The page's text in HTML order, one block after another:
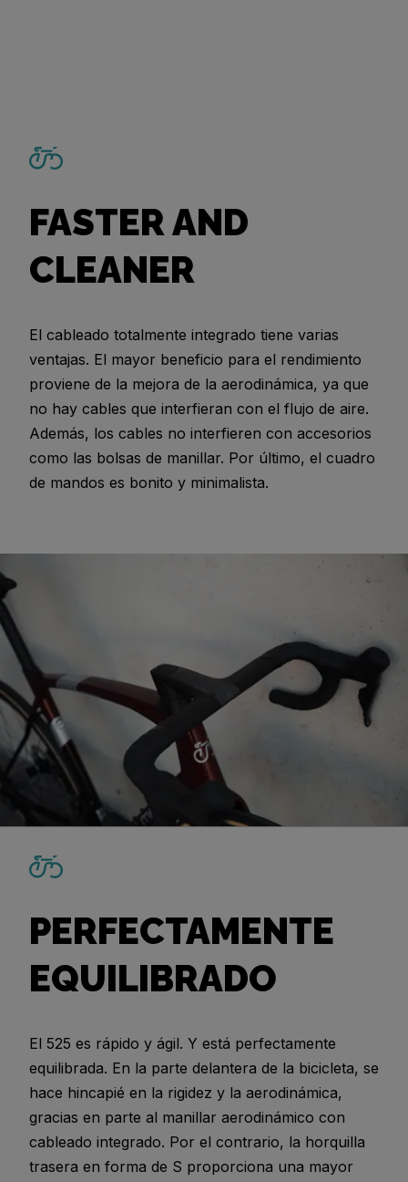
FASTER AND
CLEANER
El cableado totalmente integrado tiene varias
ventajas. El mayor beneficio para el rendimiento
proviene de la mejora de la aerodinámica, ya que
no hay cables que interfieran con el flujo de aire.
Además, los cables no interfieren con accesorios
como las bolsas de manillar. Por último, el cuadro
de mandos es bonito y minimalista.
PERFECTAMENTE
EQUILIBRADO
El 525 es rápido y ágil. Y está perfectamente
equilibrada. En la parte delantera de la bicicleta, se
hace hincapié en la rigidez y la aerodinámica,
gracias en parte al manillar aerodinámico con
cableado integrado. Por el contrario, la horquilla
trasera en forma de S proporciona una mayor